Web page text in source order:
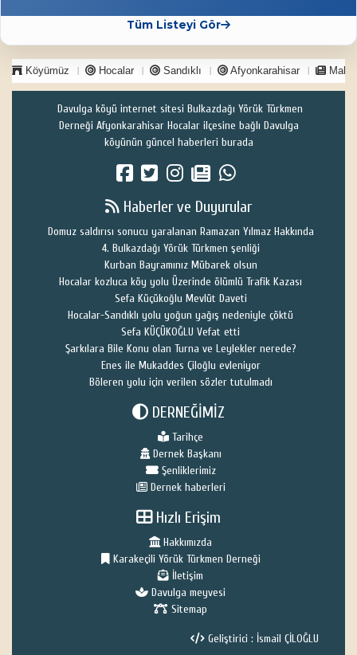
Tüm Listeyi Gör
Köyümüz Hocalar Sandıklı Afyonkarahisar
Davulga köyü internet sitesi Bulkazdağı Yörük Türkmen
Derneği Afyonkarahisar Hocalar ilçesine bağlı Davulga
köyünün güncel haberleri burada
Haberler ve Duyurular
Domuz saldırısı sonucu yaralanan Ramazan Yılmaz Hakkında
4. Bulkazdağı Yörük Türkmen şenliği
Kurban Bayramınız Mübarek olsun
Hocalar kozluca köy yolu Üzerinde ölümlü Trafik Kazası
Sefa Küçükoğlu Mevlüt Daveti
Hocalar-Sandıklı yolu yoğun yağış nedeniyle çöktü
Sefa KÜÇÜKOĞLU Vefat etti
Şarkılara Bile Konu olan Turna ve Leylekler nerede?
Enes ile Mukaddes Çiloğlu evleniyor
Böleren yolu için verilen sözler tutulmadı
DERNEĞİMİZ
Tarihçe
Dernek Başkanı
Şenliklerimiz
Dernek haberleri
Hızlı Erişim
Hakkımızda
Karakeçili Yörük Türkmen Derneği
İletişim
Davulga meyvesi
Sitemap
Geliştirici : İsmail ÇİLOĞLU